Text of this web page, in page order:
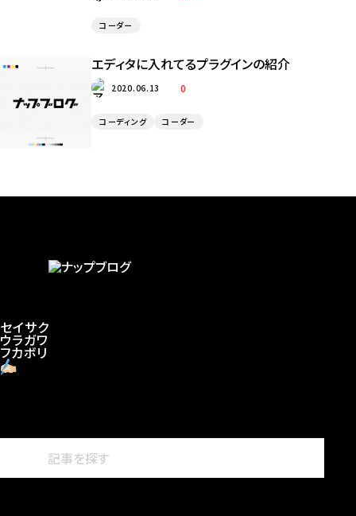
コーダー
エディタに入れてるプラグインの紹介
2020.06.13 0
コーディング コーダー
セイサク
ウラガワ
フカボリ